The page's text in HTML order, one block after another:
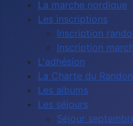
La marche nordique
Les inscriptions
Inscription
Inscription
L'adhésion
La Charte du
Les albums
Les séjours
Séjour